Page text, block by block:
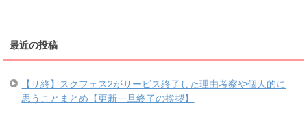
最近の投稿
【サ終】スクフェス2がサービス終了した理由考察や個人的に
思うことまとめ【更新一旦終了の挨拶】